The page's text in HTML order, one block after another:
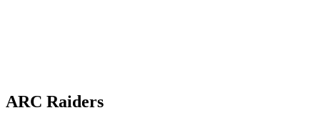
ARC Raiders